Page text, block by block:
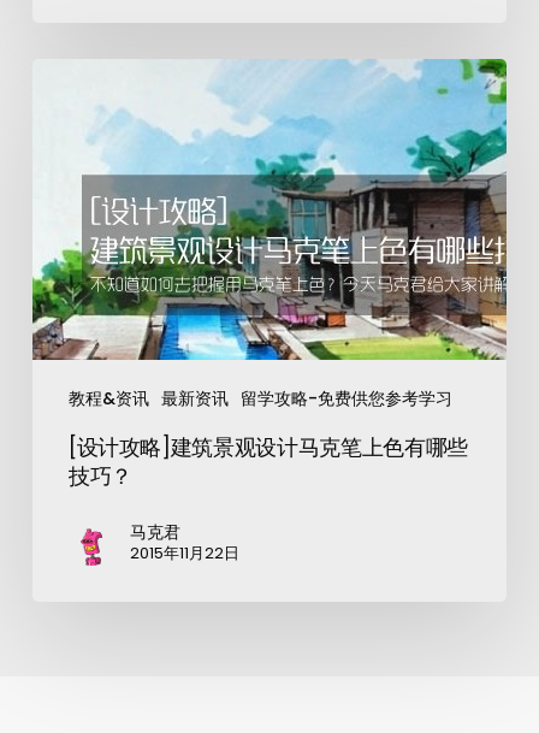
教程&资讯 最新资讯 留学攻略-免费供您参考学习
[设计攻略]建筑景观设计马克笔上色有哪些
技巧？
马克君
2015年11月22日